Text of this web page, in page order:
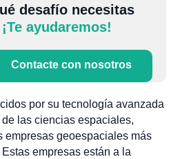
desafío necesitas
¡Te ayudaremos!
Contacte con nosotros
por su tecnología avanzada
las ciencias espaciales,
empresas geoespaciales más
empresas están a la